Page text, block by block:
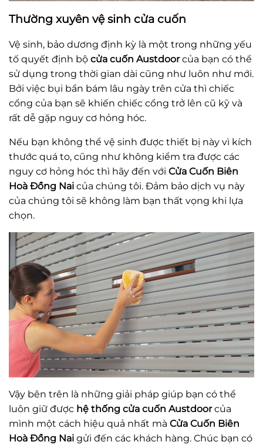
Thường xuyên vệ sinh cửa cuốn
Vệ sinh, bảo dương định kỳ là một trong những yếu
tố quyết định bộ cửa cuốn Austdoorcủa bạn có thể
sử dụng trong thời gian dài cũng như luôn như mới.
Bởi việc bụi bẩn bám lâu ngày trên cửa thì chiếc
cổng của bạn sẽ khiến chiếc cổng trở lên cũ kỹ và
rất dễ gặp nguy cơ hỏng hóc.
Nếu bạn không thể vệ sinh được thiết bị này vì kích
thước quá to, cũng như không kiểm tra được các
nguy cơ hỏng hóc thì hãy đến với Cửa Cuốn Biên
Hoà Đồng Nai của chúng tôi. Đảm bảo dịch vụ này
của chúng tôi sẽ không làm bạn thất vọng khi lựa
chọn.
Vậy bên trên là những giải pháp giúp bạn có thể
luôn giữ được hệ thống cửa cuốn Austdoorcủa
mình một cách hiệu quả nhất mà Cửa Cuốn Biên
Hoà Đồng Nai gửi đến các khách hàng. Chúc bạn có